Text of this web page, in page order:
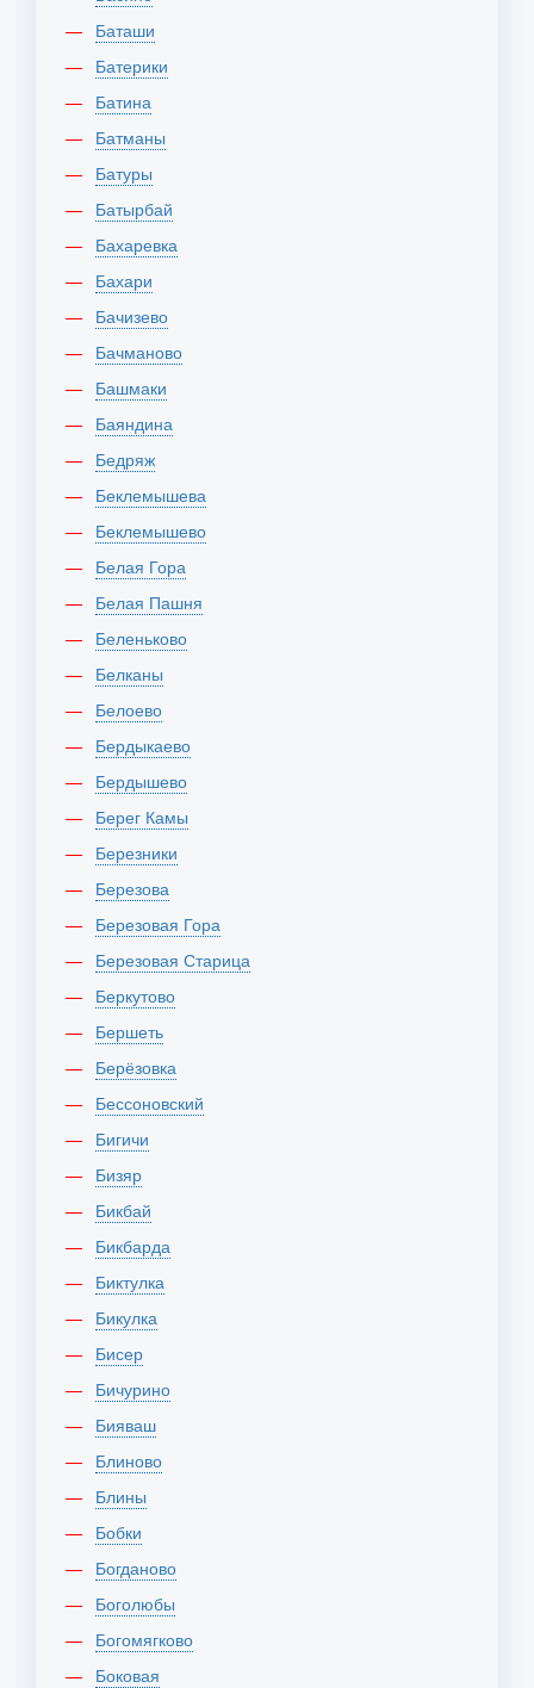
Баташи
Батерики
Батина
Батманы
Батуры
Батырбай
Бахаревка
Бахари
Бачизево
Бачманово
Башмаки
Баяндина
Бедряж
Беклемышева
Беклемышево
Белая Гора
Белая Пашня
Беленьково
Белканы
Белоево
Бердыкаево
Бердышево
Берег Камы
Березники
Березова
Березовая Гора
Березовая Старица
Беркутово
Бершеть
Берёзовка
Бессоновский
Бигичи
Бизяр
Бикбай
Бикбарда
Биктулка
Бикулка
Бисер
Бичурино
Бияваш
Блиново
Блины
Бобки
Богданово
Боголюбы
Богомягково
Боковая